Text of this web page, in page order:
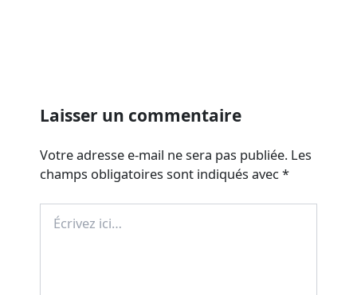
Laisser un commentaire
Votre adresse e-mail ne sera pas publiée. Les
champs obligatoires sont indiqués avec*
ici…